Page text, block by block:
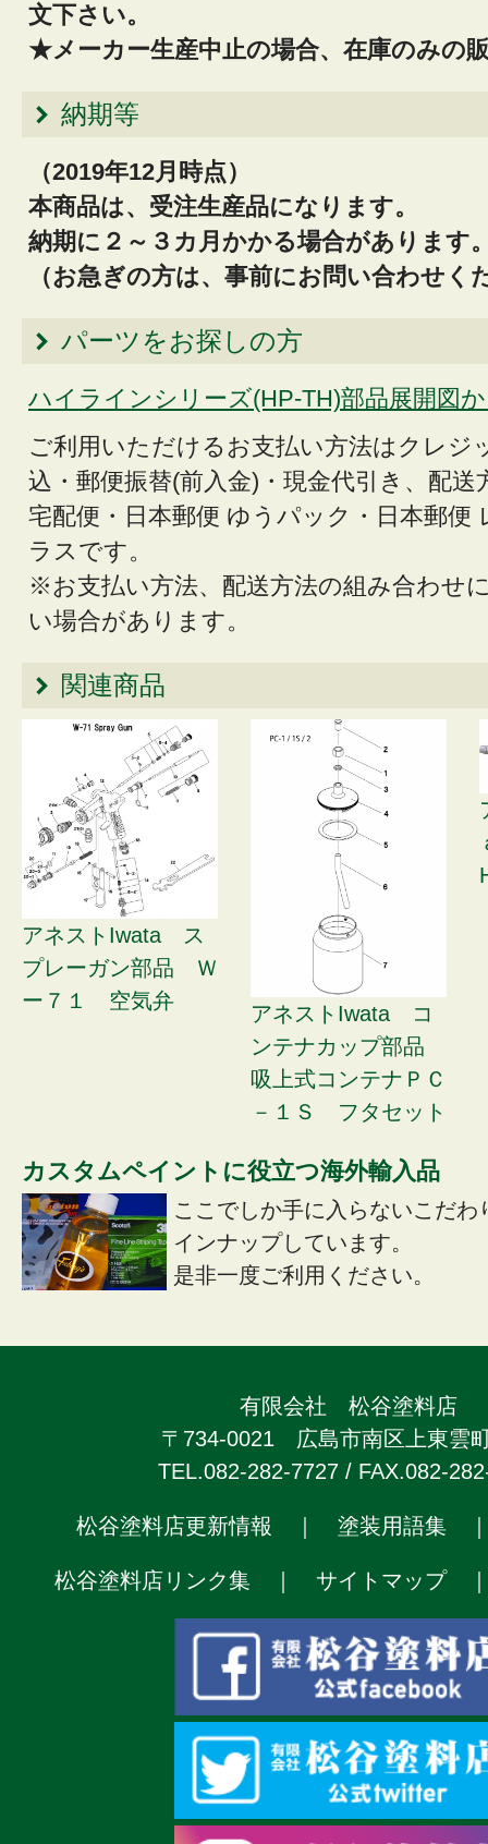
文下さい。
★メーカー生産中止の場合、在庫のみの
納期等
（2019年12月時点）
本商品は、受注生産品になります。
納期に２～３カ月かかる場合があります
（お急ぎの方は、事前にお問い合わせく
パーツをお探しの方
ハイラインシリーズ(HP-TH)部品展開図
ご利用いただけるお支払い方法はクレジ
込・郵便振替(前入金)・現金代引き、配送
宅配便・日本郵便 ゆうパック・日本郵便
ラスです。
※お支払い方法、配送方法の組み合わせ
い場合があります。
関連商品
アネストIwata ス
プレーガン部品 Ｗ
ー７１ 空気弁
アネストIwata コ
ンテナカップ部品
吸上式コンテナＰＣ
－１Ｓ フタセット
カスタムペイントに役立つ海外輸入品
ここでしか手に入らないこだわ
インナップしています。
是非一度ご利用ください。
有限会社 松谷塗料店
〒734-0021 広島市南区上東雲
TEL.082-282-7727 / FAX.082-
松谷塗料店更新情報 塗装用語集
松谷塗料店リンク集 サイトマップ